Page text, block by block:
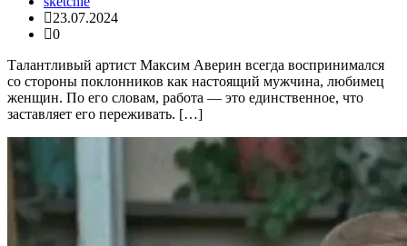
23.07.2024
0
Талантливый артист Максим Аверин всегда воспринимался
со стороны поклонников как настоящий мужчина, любимец
женщин. По его словам, работа — это единственное, что
заставляет его переживать. […]